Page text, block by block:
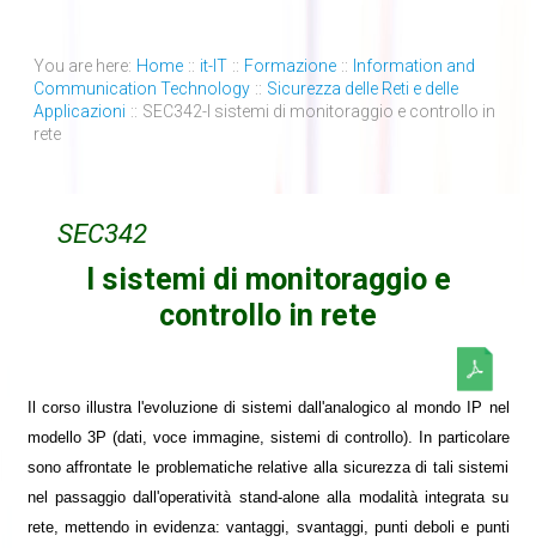
You are here: Home :: it-IT :: Formazione :: Information and
Communication Technology :: Sicurezza delle Reti e delle
Applicazioni :: SEC342-I sistemi di monitoraggio e controllo in
rete
SEC342
I sistemi di monitoraggio e
controllo in rete
Il corso illustra l'evoluzione di sistemi dall'analogico al mondo IP nel
modello 3P (dati, voce immagine, sistemi di controllo). In particolare
sono affrontate le problematiche relative alla sicurezza di tali sistemi
nel passaggio dall'operatività stand-alone alla modalità integrata su
rete, mettendo in evidenza: vantaggi, svantaggi, punti deboli e punti